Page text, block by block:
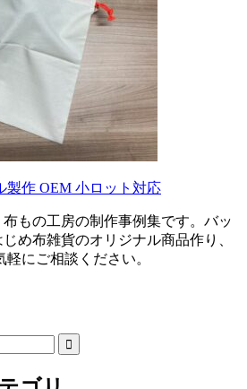
製作 OEM 小ロット対応
もの工房の制作事例集です。バッ
め布雑貨のオリジナル商品作り、
にご相談ください。